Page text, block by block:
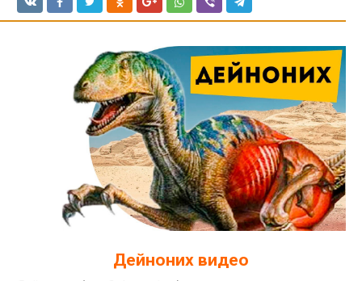
Дейноних видео